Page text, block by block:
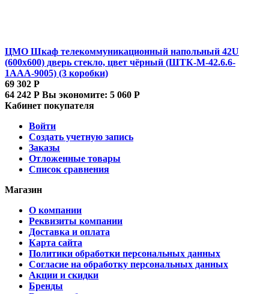
ЦМО Шкаф телекоммуникационный напольный 42U
(600x600) дверь стекло, цвет чёрный (ШТК-М-42.6.6-
1ААА-9005) (3 коробки)
69 302 Р
64 242 Р Вы экономите: 5 060 Р
Кабинет покупателя
Войти
Создать учетную запись
Заказы
Отложенные товары
Список сравнения
Магазин
О компании
Реквизиты компании
Доставка и оплата
Карта сайта
Политики обработки персональных данных
Согласие на обработку персональных данных
Акции и скидки
Бренды